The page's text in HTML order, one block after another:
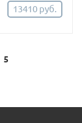
13410 руб.
5